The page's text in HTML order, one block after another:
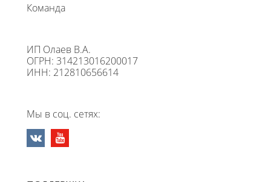
Команда
ИП Олаев В.А.
ОГРН: 314213016200017
ИНН: 212810656614
Мы в соц. сетях: